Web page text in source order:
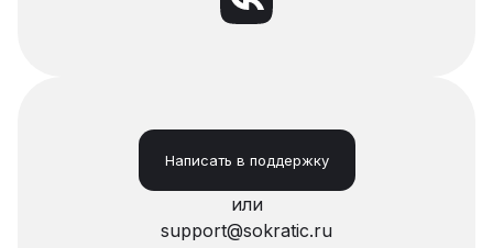
Написать в поддержку
или
support@sokratic.ru